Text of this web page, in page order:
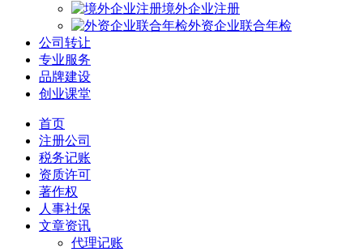
境外企业注册
外资企业联合年检
公司转让
专业服务
品牌建设
创业课堂
首页
注册公司
税务记账
资质许可
著作权
人事社保
文章资讯
代理记账